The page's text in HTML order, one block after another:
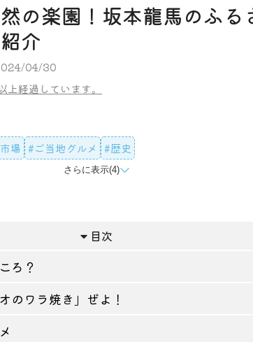
の楽園！坂本龍馬のふる
介
04/30
経過しています。
場 #ご当地グルメ
#歴史
#タイアップ記事
さらに表示(4)
目次
ろ？
のワラ焼き」ぜよ！